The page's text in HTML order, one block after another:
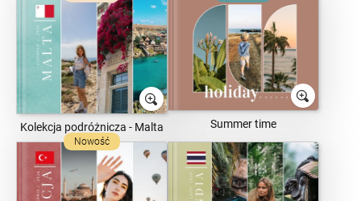
Kolekcja podróżnicza - Malta Summer time
Nowość